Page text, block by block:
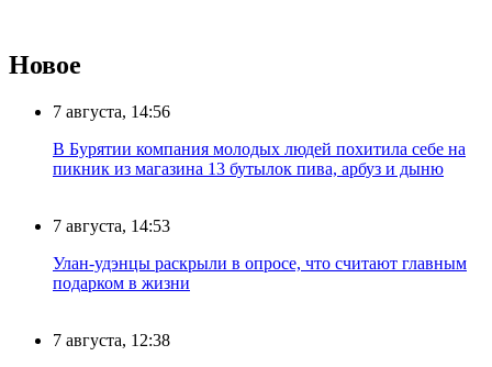
Новое
7 августа, 14:56
В Бурятии компания молодых людей похитила себе на
пикник из магазина 13 бутылок пива, арбуз и дыню
7 августа, 14:53
Улан-удэнцы раскрыли в опросе, что считают главным
подарком в жизни
7 августа, 12:38